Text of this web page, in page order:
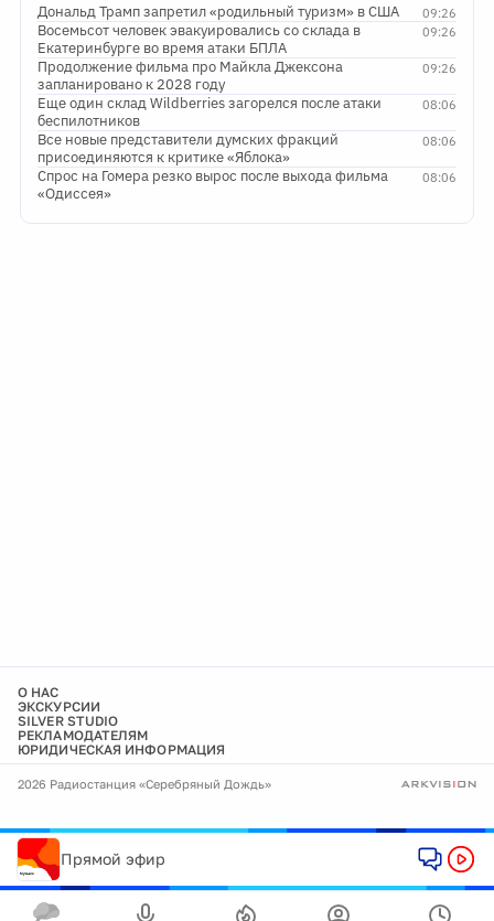
09:26
Дональд Трамп запретил «родильный туризм» в США
09:26
Восемьсот человек эвакуировались со склада в
Екатеринбурге во время атаки БПЛА
09:26
Продолжение фильма про Майкла Джексона
запланировано к 2028 году
08:06
Еще один склад Wildberries загорелся после атаки
беспилотников
08:06
Все новые представители думских фракций
присоединяются к критике «Яблока»
08:06
Спрос на Гомера резко вырос после выхода фильма
«Одиссея»
О НАС
ЭКСКУРСИИ
SILVER STUDIO
РЕКЛАМОДАТЕЛЯМ
ЮРИДИЧЕСКАЯ ИНФОРМАЦИЯ
2026 Радиостанция «Серебряный Дождь»
Прямой эфир